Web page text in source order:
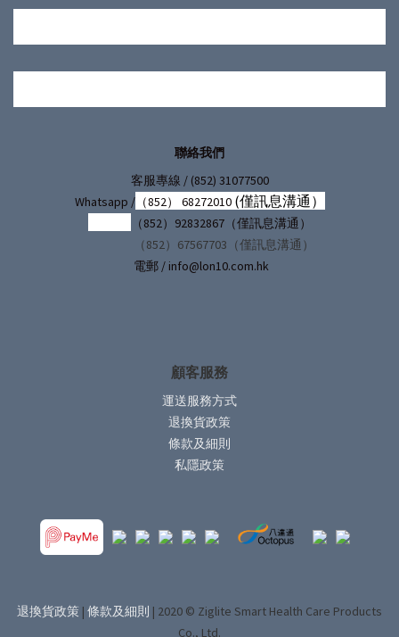
聯絡我們
客服專線 / (852) 31077500
Whatsapp /（852） 68272010 (僅訊息溝通）
（852）92832867（僅訊息溝通）
（852）67567703（僅訊息溝通）
電郵 / info@lon10.com.hk
顧客服務
運送服務方式
退換貨政策
條款及細則
私隱政策
退換貨政策 | 條款及細則 | 2020 © Ziglite Smart Health Care Products
Co., Ltd.